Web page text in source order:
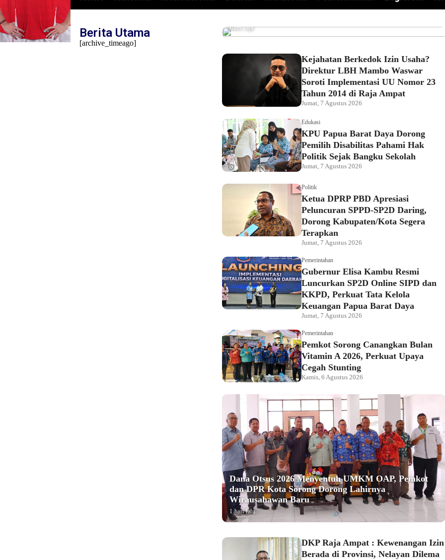
Berita Utama
[archive_timeago]
Baru saja
Kejahatan Berkedok Izin Usaha?
Direktur LBH Mambo Waswar
Soroti Implementasi UU Nomor 23
Tahun 2014 di Raja Ampat
Jumat, 7 Agustus 2026
Edukasi
KPU Papua Barat Daya Dorong
Pemilih Disabilitas Pahami Hak
Politik Sejak Bangku Sekolah
Jumat, 7 Agustus 2026
Politik
Ketua DPRP PBD Apresiasi
Peluncuran SPPD-SP2D Daring,
Dorong Kabupaten/Kota Segera
Terapkan
Jumat, 7 Agustus 2026
Pemerintahan
Gubernur Elisa Kambu Resmi
Luncurkan SP2D Online SIPD dan
KKPD, Perkuat Tata Kelola
Keuangan Papua Barat Daya
Jumat, 7 Agustus 2026
Pemerintahan
Pemkot Sorong Canangkan Bulan
Vitamin A 2026, Perkuat Upaya
Cegah Stunting
Kamis, 6 Agustus 2026
Dana Otsus 2026 Menyentuh UMKM OAP, Pemkot
dan DPR Kota Sorong Dorong Lahirnya
Wirausahawan Baru
1 hari lalu
DKP Raja Ampat : Kewenangan Izin
Berada di Provinsi, Nelayan Dilema